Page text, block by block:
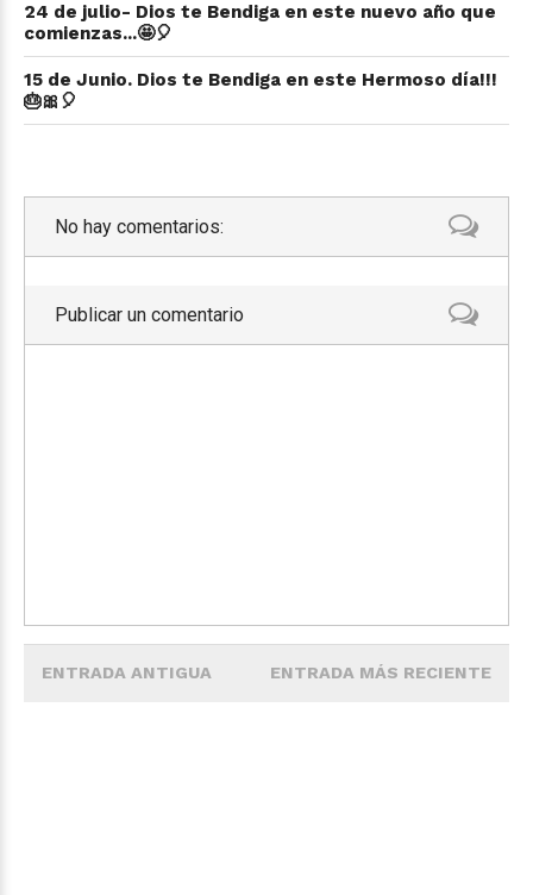
24 de julio- Dios te Bendiga en este nuevo año que
comienzas...🤩🎈
15 de Junio. Dios te Bendiga en este Hermoso día!!!
🎂🎀🎈
No hay comentarios:
Publicar un comentario
ENTRADA MÁS RECIENTE
ENTRADA ANTIGUA